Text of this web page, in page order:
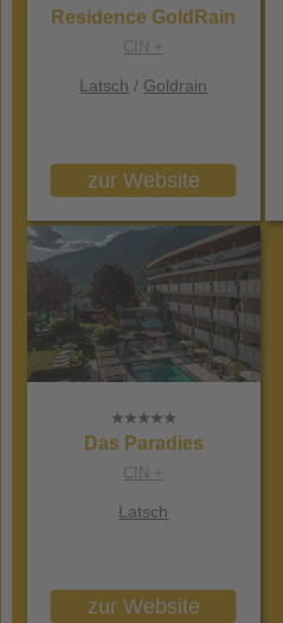
Residence GoldRain
CIN +
Latsch / Goldrain
zur Website
Das Paradies
CIN +
Latsch
zur Website